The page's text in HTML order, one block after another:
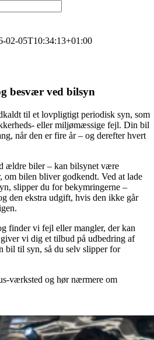
02-05T10:34:13+01:00
besvær ved bilsyn
til et lovpligtigt periodisk syn, som
eller miljømæssige fejl. Din bil
når den er fire år – og derefter hvert
ældre biler – kan bilsynet være
om bilen bliver godkendt. Ved at lade
slipper du for bekymringerne –
den ekstra udgift, hvis den ikke går
finder vi fejl eller mangler, der kan
vi dig et tilbud på udbedring af
bil til syn, så du selv slipper for
værksted og hør nærmere om